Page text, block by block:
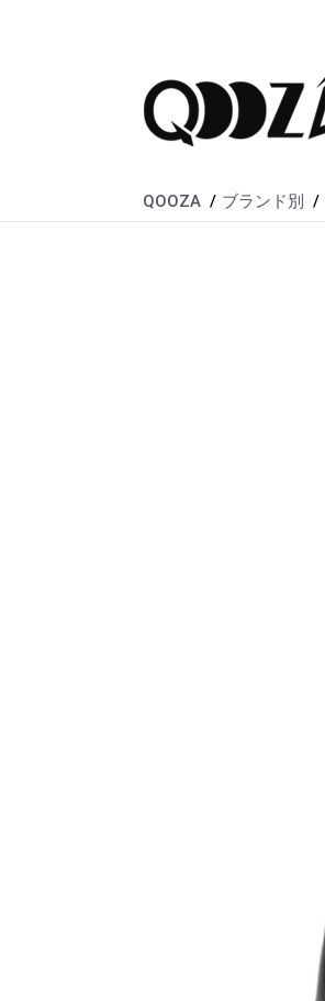
QOOZA ブランド別